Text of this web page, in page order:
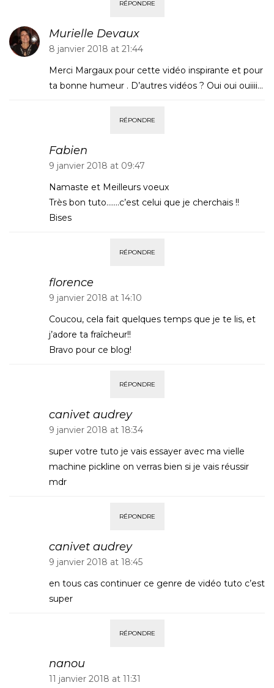
RÉPONDRE
Murielle Devaux
8 janvier 2018 at 21:44
Merci Margaux pour cette vidéo inspirante et pour
ta bonne humeur . D’autres vidéos ? Oui oui ouiiii…
RÉPONDRE
Fabien
9 janvier 2018 at 09:47
Namaste et Meilleurs voeux
Très bon tuto…….c’est celui que je cherchais !!
Bises
RÉPONDRE
florence
9 janvier 2018 at 14:10
Coucou, cela fait quelques temps que je te lis, et
j’adore ta fraîcheur!!
Bravo pour ce blog!
RÉPONDRE
canivet audrey
9 janvier 2018 at 18:34
super votre tuto je vais essayer avec ma vielle
machine pickline on verras bien si je vais réussir
mdr
RÉPONDRE
canivet audrey
9 janvier 2018 at 18:45
en tous cas continuer ce genre de vidéo tuto c’est
super
RÉPONDRE
nanou
11 janvier 2018 at 11:31